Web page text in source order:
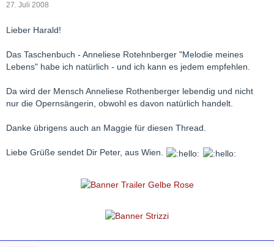
27. Juli 2008
Lieber Harald!
Das Taschenbuch - Anneliese Rotehnberger "Melodie meines
Lebens" habe ich natürlich - und ich kann es jedem empfehlen.
Da wird der Mensch Anneliese Rothenberger lebendig und nicht
nur die Opernsängerin, obwohl es davon natürlich handelt.
Danke übrigens auch an Maggie für diesen Thread.
Liebe Grüße sendet Dir Peter, aus Wien.